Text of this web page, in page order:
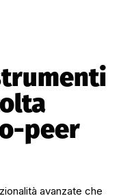
peer
avanzate che